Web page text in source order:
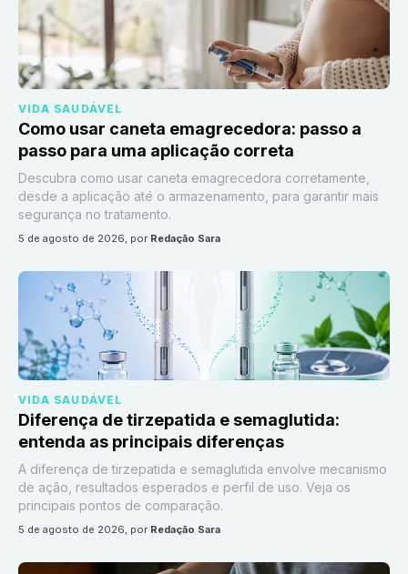
VIDA SAUDÁVEL
Como usar caneta emagrecedora: passo a
passo para uma aplicação correta
Descubra como usar caneta emagrecedora corretamente,
desde a aplicação até o armazenamento, para garantir mais
segurança no tratamento.
5 de agosto de 2026 , por Redação Sara
VIDA SAUDÁVEL
Diferença de tirzepatida e semaglutida:
entenda as principais diferenças
A diferença de tirzepatida e semaglutida envolve mecanismo
de ação, resultados esperados e perfil de uso. Veja os
principais pontos de comparação.
5 de agosto de 2026 , por Redação Sara